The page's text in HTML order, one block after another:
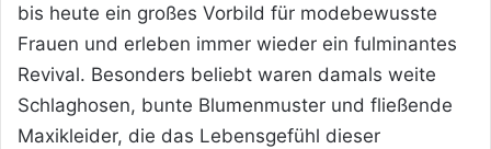
bis heute ein großes Vorbild für modebewusste
Frauen und erleben immer wieder ein fulminantes
Revival. Besonders beliebt waren damals weite
Schlaghosen, bunte Blumenmuster und fließende
Maxikleider, die das Lebensgefühl dieser